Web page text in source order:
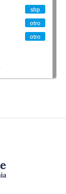
shp
otro
otro